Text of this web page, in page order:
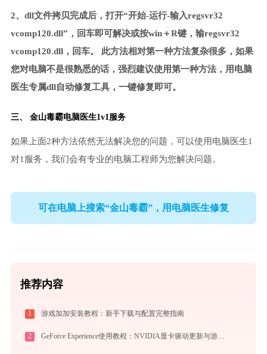
2、dll文件拷贝完成后，打开“开始-运行-输入regsvr32
vcomp120.dll”，回车即可解决或按win＋R键，输regsvr32
vcomp120.dll，回车。 此方法相对第一种方法复杂很多，如果
您对电脑不是很熟悉的话，强烈建议使用第一种方法，用电脑
医生专属dll自动修复工具，一键修复即可。
三、 金山毒霸电脑医生1v1服务
如果上面2种方法依然无法解决您的问题，可以使用电脑医生1
对1服务，我们会有专业的电脑工程师为您解决问题。
可在电脑上搜索“金山毒霸”，用电脑医生修复
推荐内容
1 游戏加加安装教程：新手下载与配置完整指南
2 GeForce Experience使用教程：NVIDIA显卡驱动更新与游戏优化录制完全指南